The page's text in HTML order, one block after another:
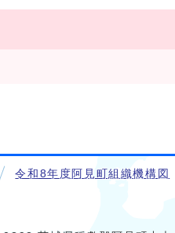
令和8年度阿見町組織機構図